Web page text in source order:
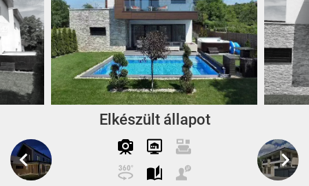
Elkészült állapot